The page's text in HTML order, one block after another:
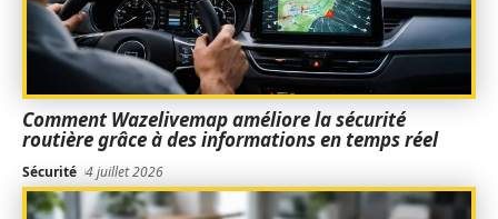
Comment Wazelivemap améliore la sécurité
routière grâce à des informations en temps réel
Sécurité 4 juillet 2026